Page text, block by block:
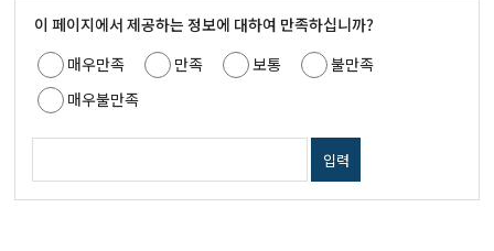
이 페이지에서 제공하는 정보에 대하여 만족하십니까?
매우만족
만족 보통
불만족
매우불만족